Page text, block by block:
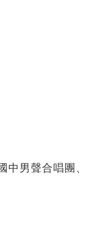
中男聲合唱團、